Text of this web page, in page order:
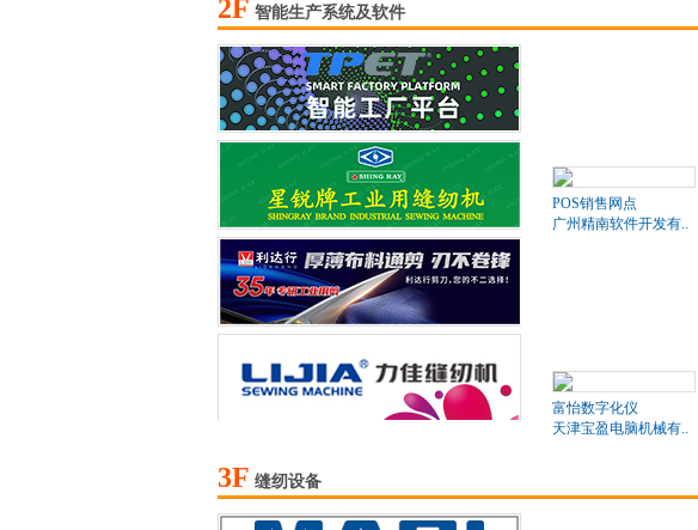
2F 智能生产系统及软件
POS销售网点
广州精南软件开发有..
富怡数字化仪
天津宝盈电脑机械有..
3F 缝纫设备